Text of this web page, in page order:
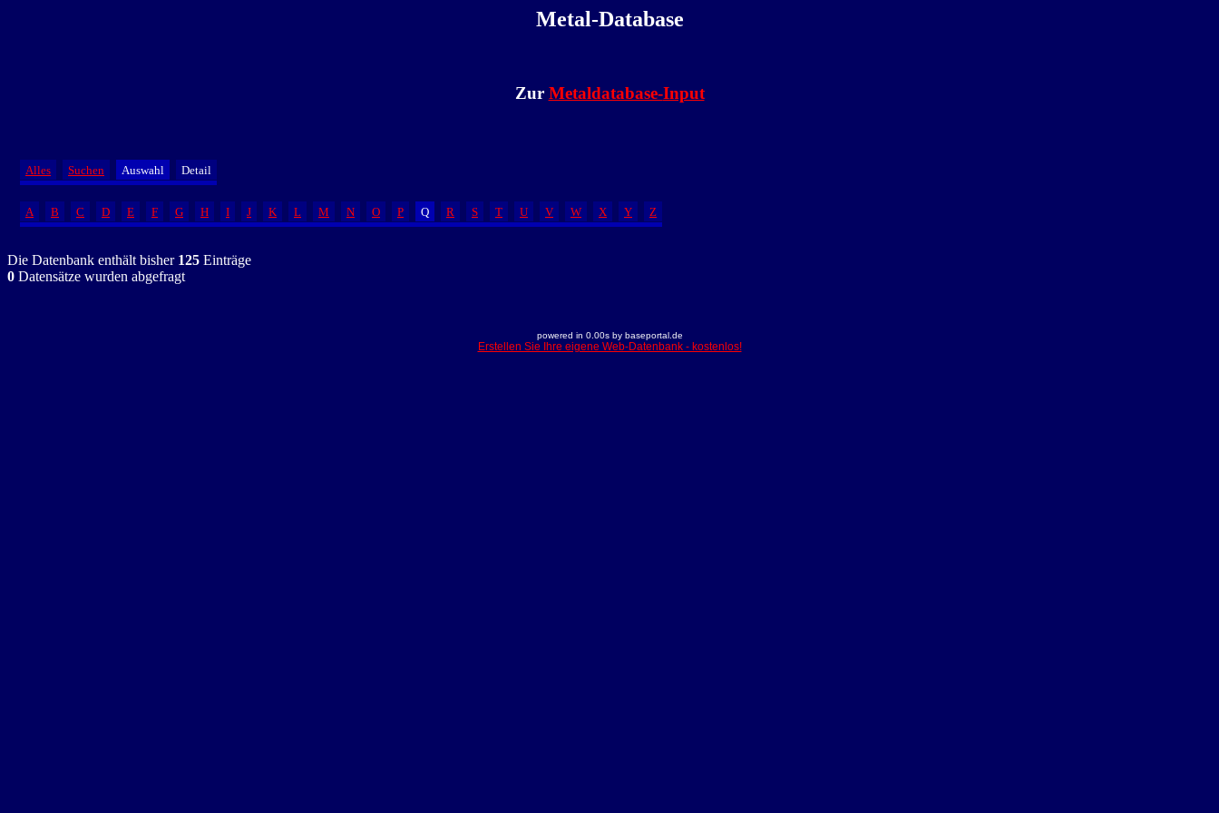
Metal-Database
Zur Metaldatabase-Input
Alles Suchen Auswahl Detail
A B C D E F G H I J K L M N O P Q R S T U V W X Y Z
Die Datenbank enthält bisher 125 Einträge
0 Datensätze wurden abgefragt
powered in 0.00s by baseportal.de
Erstellen Sie Ihre eigene Web-Datenbank - kostenlos!